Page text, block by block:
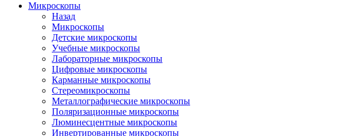
Микроскопы
Назад
Микроскопы
Детские микроскопы
Учебные микроскопы
Лабораторные микроскопы
Цифровые микроскопы
Карманные микроскопы
Стереомикроскопы
Металлографические микроскопы
Поляризационные микроскопы
Люминесцентные микроскопы
Инвертированные микроскопы